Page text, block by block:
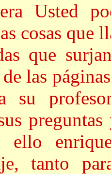
Usted
cosas que
que
las
su
ello
tanto